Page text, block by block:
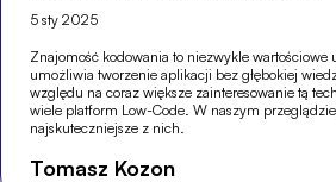
5 sty 2025
Znajomość kodowania to niezwykle wartościowe
umożliwia tworzenie aplikacji bez głębokiej
względu na coraz większe zainteresowanie tą
wiele platform Low-Code. W naszym
najskuteczniejsze z nich.
Tomasz Kozon